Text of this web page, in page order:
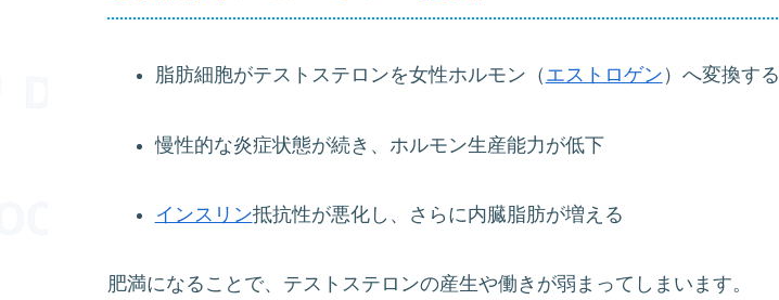
脂肪細胞がテストステロンを女性ホルモン（ エストロゲン ）へ変換する
慢性的な炎症状態が続き、ホルモン生産能力が低下
インスリン抵抗性が悪化し、さらに内臓脂肪が増える
肥満になることで、テストステロンの産生や働きが弱まってしまいます。